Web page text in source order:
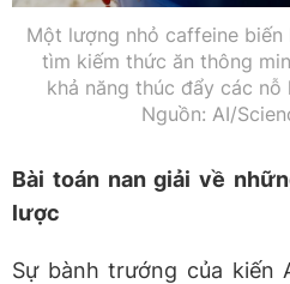
Một lượng nhỏ caffeine
tìm kiếm thức ăn thông
khả năng thúc đẩy các
Nguồn: AI/
Bài toán nan giải về
lược
Sự bành trướng của kiến